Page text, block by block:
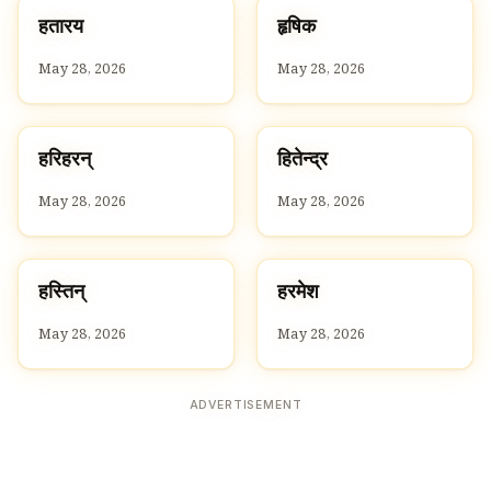
Hह
हतारय
May 28, 2026
Hह
हृषिक
May 28, 2026
Hह
हरिहरन्
May 28, 2026
Hह
हितेन्द्र
May 28, 2026
Hह
हस्तिन्
May 28, 2026
Hह
हरमेश
May 28, 2026
ADVERTISEMENT